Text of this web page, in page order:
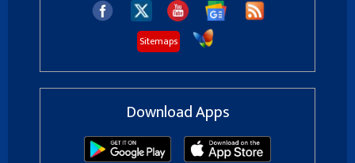
Sitemaps
Download Apps